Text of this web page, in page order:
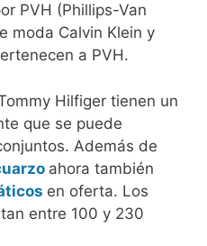
PVH (Phillips-Van
moda Calvin Klein y
a PVH.
Hilfiger tienen un
que se puede
Además de
ahora también
en oferta. Los
entre 100 y 230